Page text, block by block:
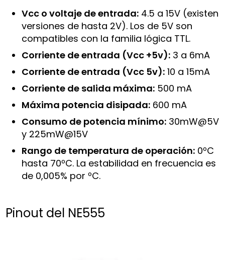
Vcc o voltaje de entrada: 4.5 a 15V (existen
versiones de hasta 2V). Los de 5V son
compatibles con la familia lógica TTL.
Corriente de entrada (Vcc +5v): 3 a 6mA
Corriente de entrada (Vcc 5v): 10 a 15mA
Corriente de salida máxima: 500 mA
Máxima potencia disipada: 600 mA
Consumo de potencia mínimo: 30mW@5V
y 225mW@15V
Rango de temperatura de operación: 0ºC
hasta 70ºC. La estabilidad en frecuencia es
de 0,005% por ºC.
Pinout del NE555